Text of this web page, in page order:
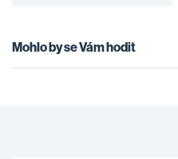
Mohlo by se Vám hodit